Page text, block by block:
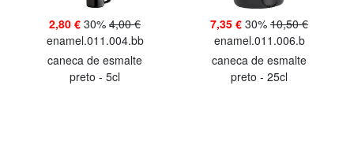
2,80 € 30% 4,00 €
enamel.011.004.bb
caneca de esmalte
preto - 5cl
7,35 € 30% 10,50 €
enamel.011.006.b
caneca de esmalte
preto - 25cl